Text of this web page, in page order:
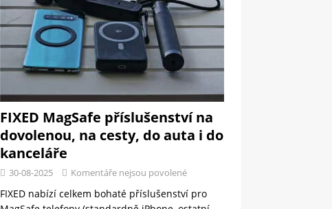
FIXED MagSafe příslušenství na
dovolenou, na cesty, do auta i do
kanceláře
30-08-2025 Komentáře nejsou povolené
FIXED nabízí celkem bohaté příslušenství pro